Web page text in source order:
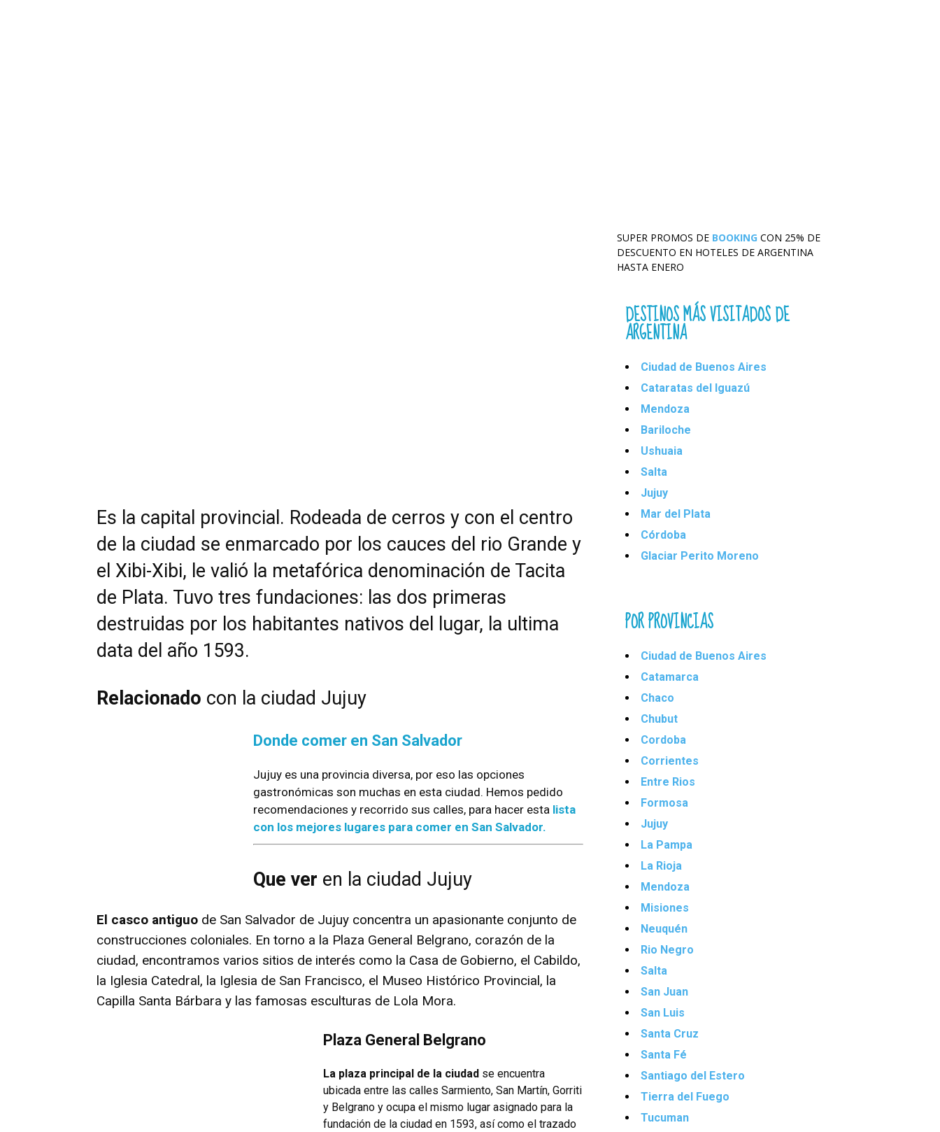
Es la capital provincial. Rodeada de cerros y con el centro
de la ciudad se enmarcado por los cauces del rio Grande y
el Xibi-Xibi, le valió la metafórica denominación de Tacita
de Plata. Tuvo tres fundaciones: las dos primeras
destruidas por los habitantes nativos del lugar, la ultima
data del año 1593.
Relacionado con la ciudad Jujuy
Donde comer en San Salvador
Jujuy es una provincia diversa, por eso las opciones
gastronómicas son muchas en esta ciudad. Hemos pedido
recomendaciones y recorrido sus calles, para hacer esta lista
con los mejores lugares para comer en San Salvador.
Que ver en la ciudad Jujuy
El casco antiguo de San Salvador de Jujuy concentra un apasionante conjunto de
construcciones coloniales. En torno a la Plaza General Belgrano, corazón de la
ciudad, encontramos varios sitios de interés como la Casa de Gobierno, el Cabildo,
la Iglesia Catedral, la Iglesia de San Francisco, el Museo Histórico Provincial, la
Capilla Santa Bárbara y las famosas esculturas de Lola Mora.
Plaza General Belgrano
La plaza principal de la ciudad se encuentra
ubicada entre las calles Sarmiento, San Martín, Gorriti
y Belgrano y ocupa el mismo lugar asignado para la
fundación de la ciudad en 1593, así como el trazado
SUPER PROMOS DE BOOKING CON 25% DE
DESCUENTO EN HOTELES DE ARGENTINA
HASTA ENERO
DESTINOS MÁS VISITADOS DE
ARGENTINA
Ciudad de Buenos Aires
Cataratas del Iguazú
Mendoza
Bariloche
Ushuaia
Salta
Jujuy
Mar del Plata
Córdoba
Glaciar Perito Moreno
POR PROVINCIAS
Ciudad de Buenos Aires
Catamarca
Chaco
Chubut
Cordoba
Corrientes
Entre Rios
Formosa
Jujuy
La Pampa
La Rioja
Mendoza
Misiones
Neuquén
Rio Negro
Salta
San Juan
San Luis
Santa Cruz
Santa Fé
Santiago del Estero
Tierra del Fuego
Tucuman